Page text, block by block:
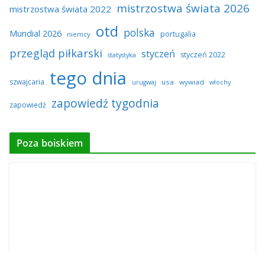
mistrzostwa świata 2022 mistrzostwa świata 2026
Mundial 2026 niemcy otd polska portugalia
przegląd piłkarski statystyka styczeń styczeń 2022
szwajcaria tego dnia urugwaj usa wywiad włochy
zapowiedź zapowiedź tygodnia
Poza boiskiem